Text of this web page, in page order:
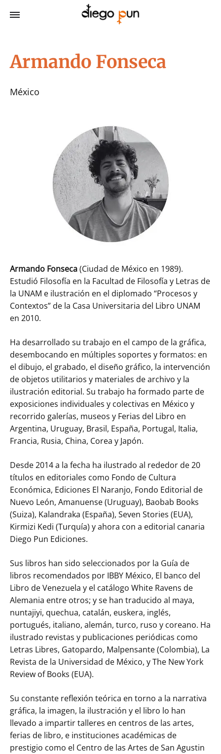
Armando Fonseca
México
Armando Fonseca(Ciudad de México en 1989).
Estudió Filosofía en la Facultad de Filosofía y Letras de
la UNAM e ilustración en el diplomado “Procesos y
Contextos” de la Casa Universitaria del Libro UNAM
en 2010.
Ha desarrollado su trabajo en el campo de la gráfica,
desembocando en múltiples soportes y formatos: en
el dibujo, el grabado, el diseño gráfico, la intervención
de objetos utilitarios y materiales de archivo y la
ilustración editorial. Su trabajo ha formado parte de
exposiciones individuales y colectivas en México y
recorrido galerías, museos y Ferias del Libro en
Argentina, Uruguay, Brasil, España, Portugal, Italia,
Francia, Rusia, China, Corea y Japón.
Desde 2014 a la fecha ha ilustrado al rededor de 20
títulos en editoriales como Fondo de Cultura
Económica, Ediciones El Naranjo, Fondo Editorial de
Nuevo León, Amanuense (Uruguay), Baobab Books
(Suiza), Kalandraka (España), Seven Stories (EUA),
Kirmizi Kedi (Turquía) y ahora con a editorial canaria
Diego Pun Ediciones.
Sus libros han sido seleccionados por la Guía de
libros recomendados por IBBY México, El banco del
Libro de Venezuela y el catálogo White Ravens de
Alemania entre otros; y se han traducido al maya,
nuntajiyi, quechua, catalán, euskera, inglés,
portugués, italiano, alemán, turco, ruso y coreano. Ha
ilustrado revistas y publicaciones periódicas como
Letras Libres, Gatopardo, Malpensante (Colombia), La
Revista de la Universidad de México, y The New York
Review of Books (EUA).
Su constante reflexión teórica en torno a la narrativa
gráfica, la imagen, la ilustración y el libro lo han
llevado a impartir talleres en centros de las artes,
ferias de libro, e instituciones académicas de
prestigio como el Centro de las Artes de San Agustin